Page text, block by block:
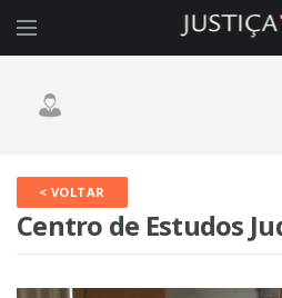
< VOLTAR
Centro de Estudos